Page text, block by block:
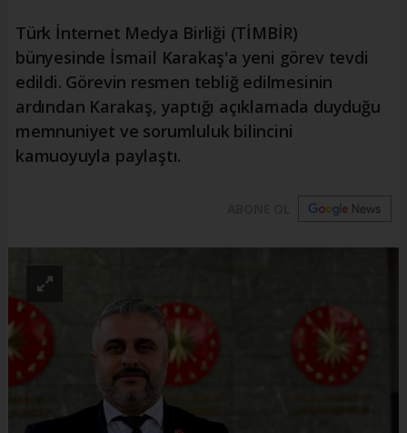
Türk İnternet Medya Birliği (TİMBİR)
bünyesinde İsmail Karakaş'a yeni görev tevdi
edildi. Görevin resmen tebliğ edilmesinin
ardından Karakaş, yaptığı açıklamada duyduğu
memnuniyet ve sorumluluk bilincini
kamuoyuyla paylaştı.